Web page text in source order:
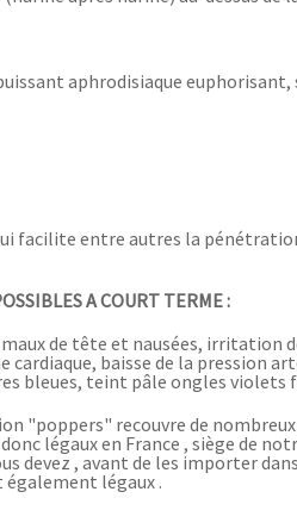
aphrodisiaque
facilite entre autres la
A COURT TERME :
de tête et nausées, irritation
cardiaque, baisse de la pression
bleues, teint pâle ongles violets
"poppers" recouvre de
légaux en France , siège de
devez , avant de les importer
légaux .